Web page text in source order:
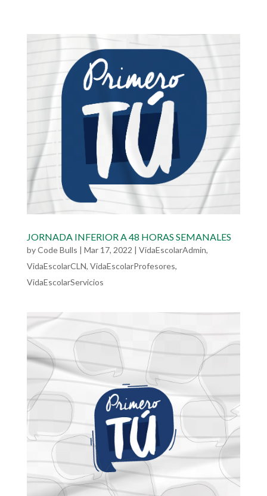
JORNADA INFERIOR A 48 HORAS SEMANALES
byCode Bulls | Mar 17, 2022 | VidaEscolarAdmin,
VidaEscolarCLN, VidaEscolarProfesores,
VidaEscolarServicios